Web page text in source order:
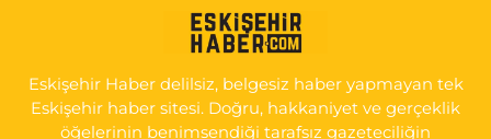
YENİDOĞAN MH.ŞEHİT SERKAN ÖZAYDIN CD.8 B ESKİ DEVLET
0 (222) 237 75 17 Yol Tarifi Al
Eskişehir Haber delilsiz, belgesiz haber yapmayan tek
Eskişehir haber sitesi. Doğru, hakkaniyet ve gerçeklik
öğelerinin benimsendiği tarafsız gazeteciliğin